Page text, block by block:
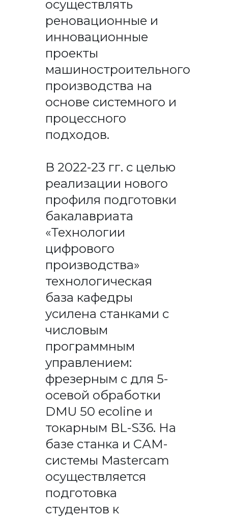
осуществлять
реновационные и
инновационные
проекты
машиностроительного
производства на
основе системного и
процессного
подходов.
В 2022-23 гг. с целью
реализации нового
профиля подготовки
бакалавриата
«Технологии
цифрового
производства»
технологическая
база кафедры
усилена станками с
числовым
программным
управлением:
фрезерным с для 5-
осевой обработки
DMU 50 ecoline и
токарным BL-S36. На
базе станка и САМ-
системы Mastercam
осуществляется
подготовка
студентов к